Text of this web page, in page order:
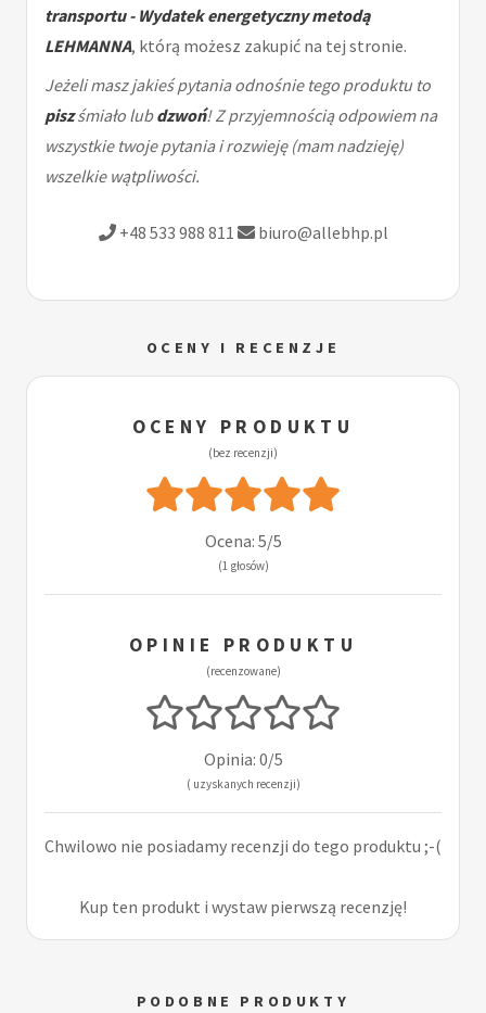
transportu - Wydatek energetyczny metodą
LEHMANNA, którą możesz zakupić na tej stronie.
Jeżeli masz jakieś pytania odnośnie tego produktu to
piszśmiało lubdzwoń! Z przyjemnością odpowiem na
wszystkie twoje pytania i rozwieję (mam nadzieję)
wszelkie wątpliwości.
+48 533 988 811 biuro@allebhp.pl
OCENY I RECENZJE
OCENY PRODUKTU
(bez recenzji)
Ocena: 5/5
(1 głosów)
OPINIE PRODUKTU
(recenzowane)
Opinia: 0/5
( uzyskanych recenzji)
Chwilowo nie posiadamy recenzji do tego produktu ;-(
Kup ten produkt i wystaw pierwszą recenzję!
PODOBNE PRODUKTY